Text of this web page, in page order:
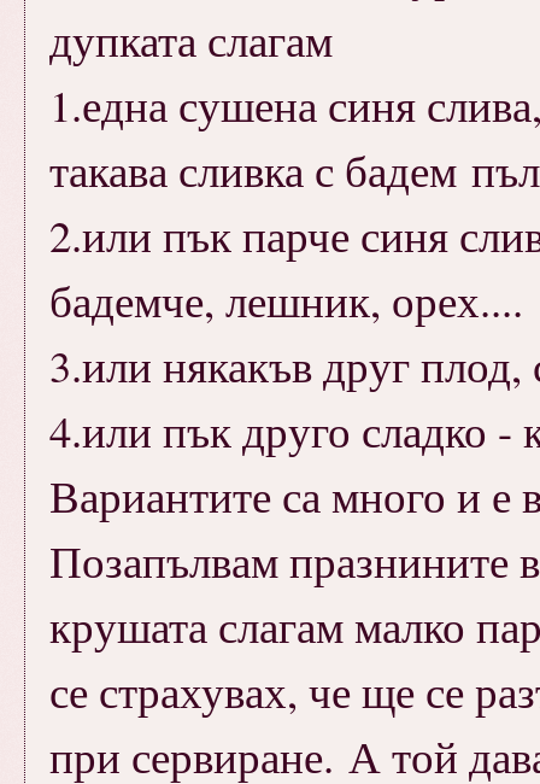
дупката слагам
1.една сушена синя
такава сливка с бадем
2.или пък парче синя
бадемче, лешник, орех....
3.или някакъв друг
4.или пък друго сладко -
Вариантите са много и е
Позапълвам празнините
крушата слагам малко
се страхувах, че ще се
при сервиране. А той